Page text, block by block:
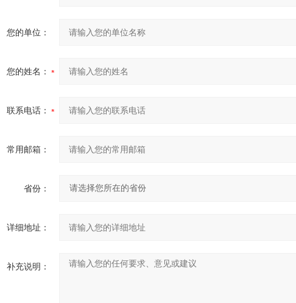
您的单位：
您的姓名：
联系电话：
常用邮箱：
省份：
详细地址：
补充说明：